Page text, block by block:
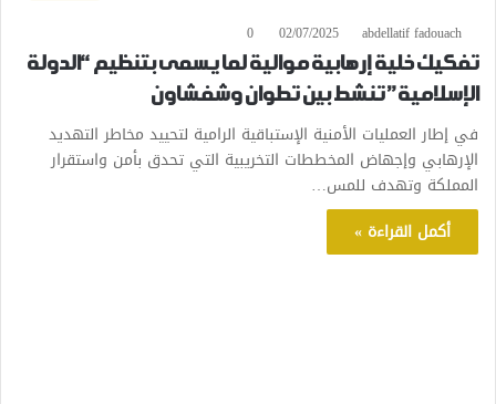
abdellatif fadouach
02/07/2025
0
تفكيك خلية إرهابية موالية لما يسمى بتنظيم “الدولة
الإسلامية” تنشط بين تطوان وشفشاون
في إطار العمليات الأمنية الإستباقية الرامية لتحييد مخاطر التهديد
الإرهابي وإجهاض المخططات التخريبية التي تحدق بأمن واستقرار
المملكة وتهدف للمس…
أكمل القراءة »